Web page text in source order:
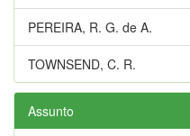
PEREIRA, R. G. de A.
TOWNSEND, C. R.
Assunto